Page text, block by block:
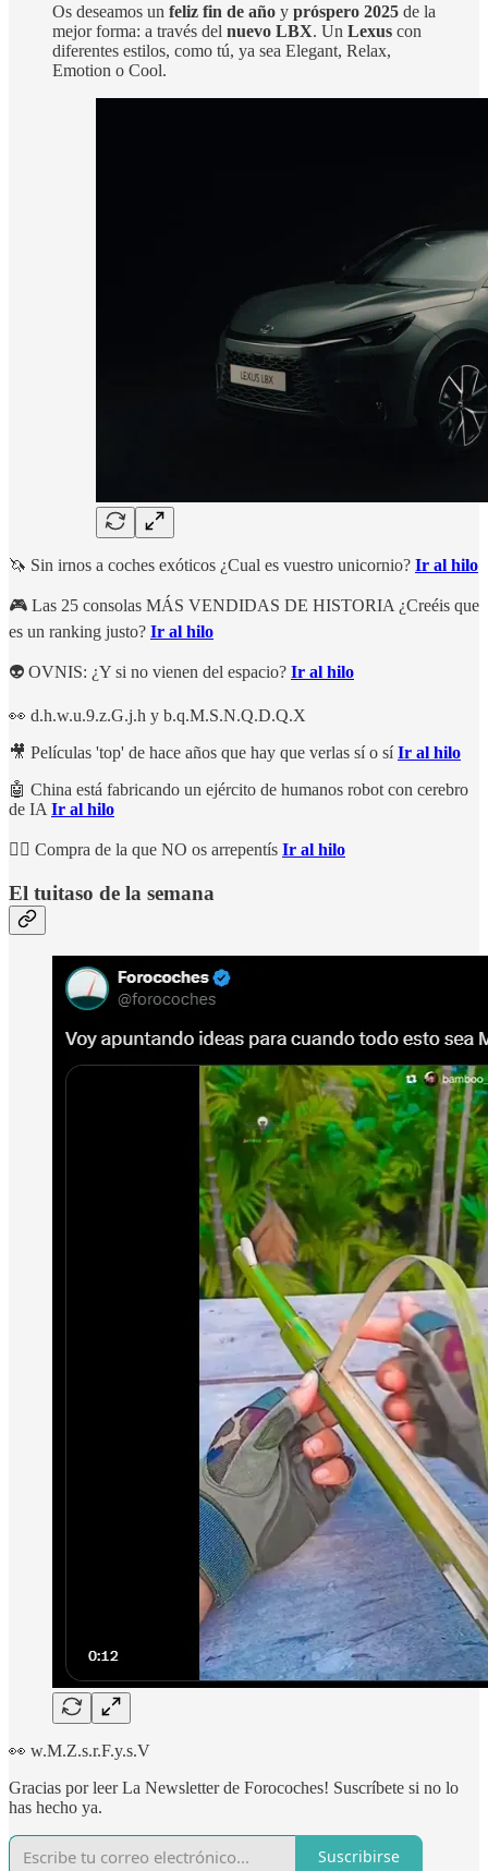
Os deseamos un feliz fin de año y próspero 2025 de la
mejor forma: a través del nuevo LBX. Un Lexus con
diferentes estilos, como tú, ya sea Elegant, Relax,
Emotion o Cool.
🦄 Sin irnos a coches exóticos ¿Cual es vuestro unicornio? Ir al hilo
🎮 Las 25 consolas MÁS VENDIDAS DE HISTORIA ¿Creéis que
es un ranking justo? Ir al hilo
👽 OVNIS: ¿Y si no vienen del espacio? Ir al hilo
👀 d.h.w.u.9.z.G.j.h y b.q.M.S.N.Q.D.Q.X
🎥 Películas 'top' de hace años que hay que verlas sí o síIr al hilo
🤖 China está fabricando un ejército de humanos robot con cerebro
de IA Ir al hilo
👍🏻 Compra de la que NO os arrepentís Ir al hilo
El tuitaso de la semana
👀 w.M.Z.s.r.F.y.s.V
Gracias por leer La Newsletter de Forocoches! Suscríbete si no lo
has hecho ya.
Suscribirse